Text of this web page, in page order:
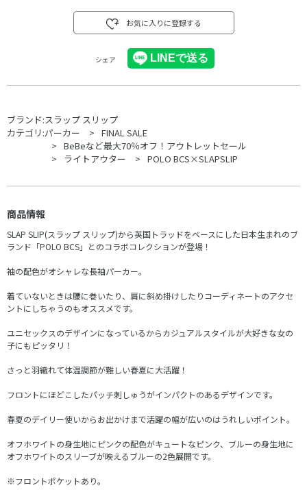
お気に入りに登録する
シェア
ブランド:スラップ スリップ
カテゴリ:パーカー
FINAL SALE
BeBeなど最大70％オフ！アウトレットセール
ライトアウター
POLO BCS×SLAPSLIP
商品情報
SLAP SLIP(スラップ スリップ)から英国トラッドをベースにした日本生まれのブ
ランド「POLO BCS」とのコラボコレクションが登場！
袖の配色がオシャレな長袖パーカー。
着ていないときは腰に巻いたり、肩に斜め掛けしたりコーディネートのアクセ
ントにしちゃうのもオススメです。
ユニセックスのデザインになっているからカジュアルスタイルが大好きな女の
子にもピッタリ！
さっと羽織れて体温調節が難しい春夏に大活躍！
フロントにほどこしたパッチ刺しゅうがインパクトのあるデザインです。
春夏のデイリー使いからお出かけまで活躍の幅が広いのはうれしいポイント。
オフホワイトの身生地にピンクの配色がキュートなピンク、ブルーの身生地に
オフホワイトのスリーブが映えるブルーの2色展開です。
※フロントポケットあり。